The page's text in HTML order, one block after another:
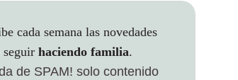
cada semana las novedades
seguir haciendo familia.
de SPAM! solo contenido